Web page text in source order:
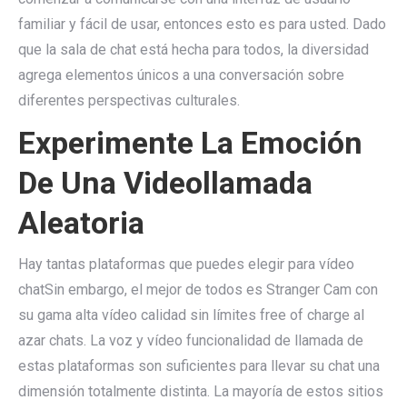
familiar y fácil de usar, entonces esto es para usted. Dado
que la sala de chat está hecha para todos, la diversidad
agrega elementos únicos a una conversación sobre
diferentes perspectivas culturales.
Experimente La Emoción
De Una Videollamada
Aleatoria
Hay tantas plataformas que puedes elegir para vídeo
chatSin embargo, el mejor de todos es Stranger Cam con
su gama alta vídeo calidad sin límites free of charge al
azar chats. La voz y vídeo funcionalidad de llamada de
estas plataformas son suficientes para llevar su chat una
dimensión totalmente distinta. La mayoría de estos sitios